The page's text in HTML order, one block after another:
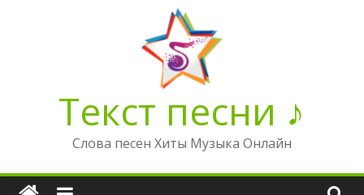
Текст песни ♪
Слова песен Хиты Музыка Онлайн